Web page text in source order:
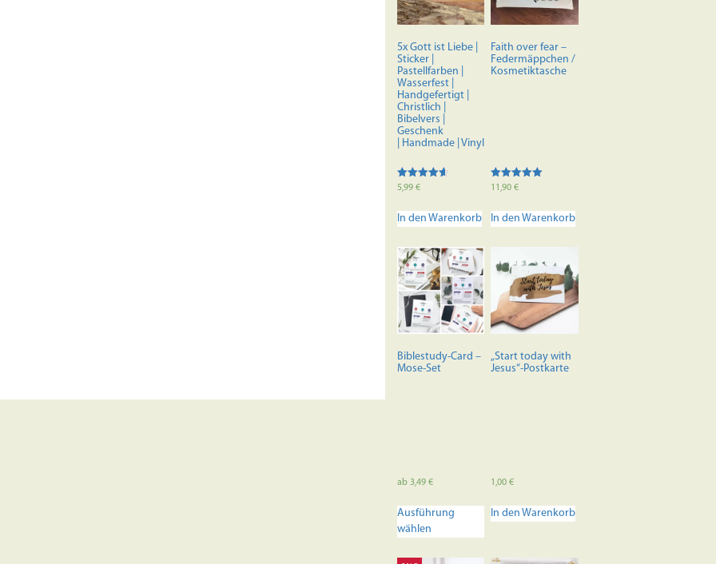
5x Gott ist Liebe |
Sticker |
Pastellfarben |
Wasserfest |
Handgefertigt |
Christlich |
Bibelvers |
Geschenk
| Handmade | Vinyl
Bewertet
von 5
5,99 €
In den Warenkorb
Faith over fear –
Federmäppchen /
Kosmetiktasche
Bewertet mit
11,90€
In den Warenkorb
Biblestudy-Card –
Mose-Set
ab 3,49 €
Ausführung
wählen
Produkt
„Start today with
Jesus“-Postkarte
1,00€
In den Warenkorb